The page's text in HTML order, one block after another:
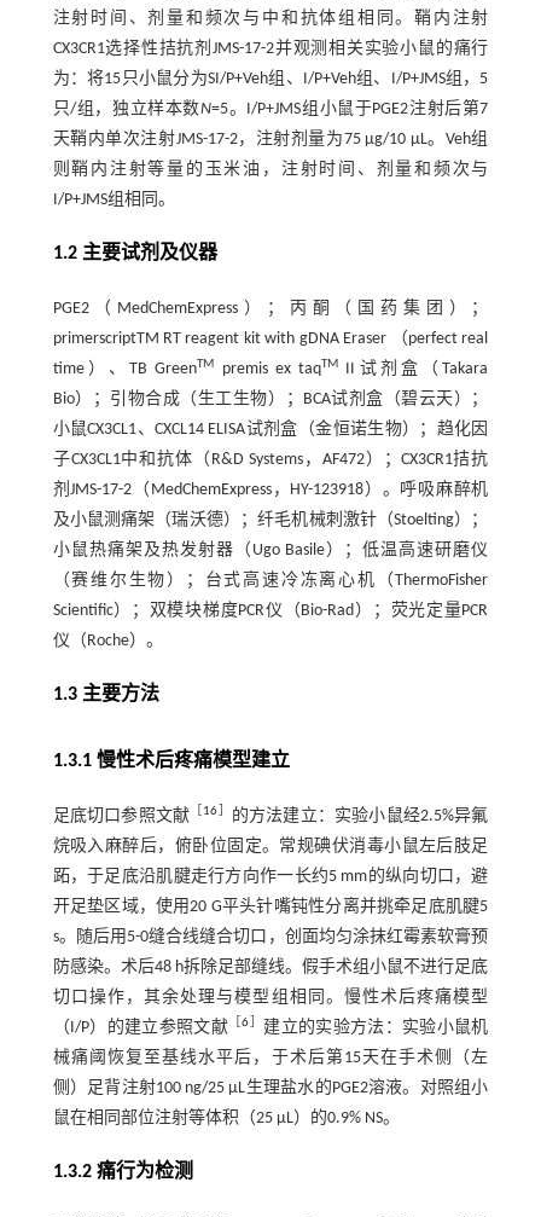
注射时间、剂量和频次与中和抗体组相同。鞘内注射
CX3CR1选择性拮抗剂JMS-17-2并观测相关实验小鼠的痛行
为：将15只小鼠分为SI/P+Veh组、I/P+Veh组、I/P+JMS组，5
只/组，独立样本数N=5。I/P+JMS组小鼠于PGE2注射后第7
天鞘内单次注射JMS-17-2，注射剂量为75 µg/10 µL。Veh组
则鞘内注射等量的玉米油，注射时间、剂量和频次与
I/P+JMS组相同。
1.2 主要试剂及仪器
PGE2（MedChemExpress）；丙酮（国药集团）；
primerscriptTM RT reagent kit with gDNA Eraser （perfect real
time）、TB GreenTM premis ex taqTM
II试剂盒（Takara
Bio）；引物合成（生工生物）；BCA试剂盒（碧云天）；
小鼠CX3CL1、CXCL14 ELISA试剂盒（金恒诺生物）；趋化因
子CX3CL1中和抗体（R&D Systems，AF472）；CX3CR1拮抗
剂JMS-17-2（MedChemExpress，HY-123918）。呼吸麻醉机
及小鼠测痛架（瑞沃德）；纤毛机械刺激针（Stoelting）；
小鼠热痛架及热发射器（Ugo Basile）；低温高速研磨仪
（赛维尔生物）；台式高速冷冻离心机（ThermoFisher
Scientific）；双模块梯度PCR仪（Bio-Rad）；荧光定量PCR
仪（Roche）。
1.3 主要方法
1.3.1 慢性术后疼痛模型建立
足底切口参照文献 ［16］
的方法建立：实验小鼠经2.5%异氟
烷吸入麻醉后，俯卧位固定。常规碘伏消毒小鼠左后肢足
跖，于足底沿肌腱走行方向作一长约5 mm的纵向切口，避
开足垫区域，使用20 G平头针嘴钝性分离并挑牵足底肌腱5
s。随后用5-0缝合线缝合切口，创面均匀涂抹红霉素软膏预
防感染。术后48 h拆除足部缝线。假手术组小鼠不进行足底
切口操作，其余处理与模型组相同。慢性术后疼痛模型
（I/P）的建立参照文献 ［6］ 建立的实验方法：实验小鼠机
械痛阈恢复至基线水平后，于术后第15天在手术侧（左
侧）足背注射100 ng/25 µL生理盐水的PGE2溶液。对照组小
鼠在相同部位注射等体积（25 µL）的0.9% NS。
1.3.2 痛行为检测